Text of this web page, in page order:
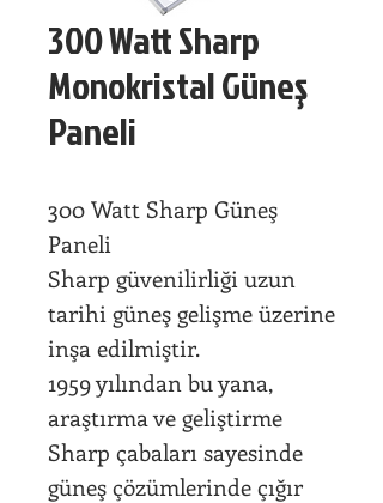
300 Watt Sharp
Monokristal Güneş
Paneli
300 Watt Sharp Güneş
Paneli
Sharp güvenilirliği uzun
tarihi güneş gelişme üzerine
inşa edilmiştir.
1959 yılından bu yana,
araştırma ve geliştirme
Sharp çabaları sayesinde
güneş çözümlerinde çığır